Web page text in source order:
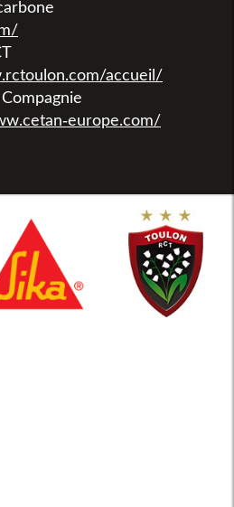
accueil/
europe.com/